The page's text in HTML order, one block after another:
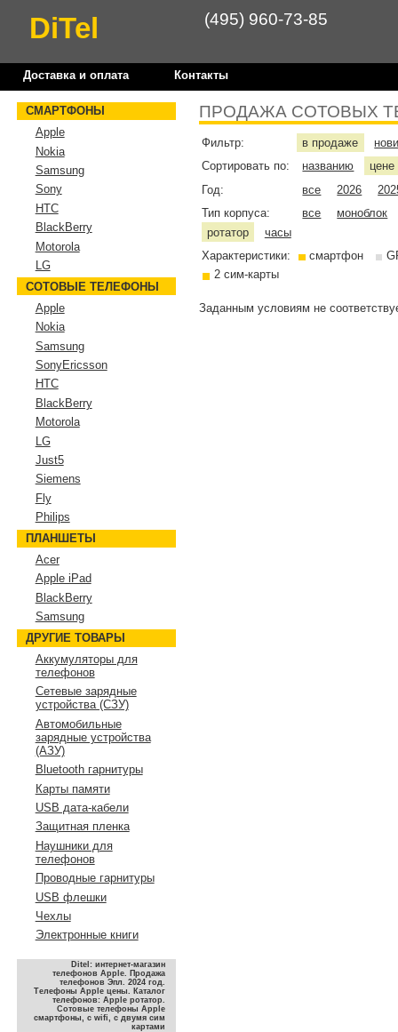
DiTel (495) 960-73-85
Доставка и оплата Контакты
ПРОДАЖА СОТОВЫХ
Фильтр: в продаже
Сортировать по:
названию
цене
Год:
все 2026
Тип корпуса:
все
моноблок
ротатор
часы
Характеристики:
смартфон
2 сим-карты
Заданным условиям не
СМАРТФОНЫ
Apple
Nokia
Samsung
Sony
HTC
BlackBerry
Motorola
LG
СОТОВЫЕ ТЕЛЕФОНЫ
Apple
Nokia
Samsung
SonyEricsson
HTC
BlackBerry
Motorola
LG
Just5
Siemens
Fly
Philips
ПЛАНШЕТЫ
Acer
Apple iPad
BlackBerry
Samsung
ДРУГИЕ ТОВАРЫ
Аккумуляторы для
телефонов
Сетевые зарядные
устройства (СЗУ)
Автомобильные
зарядные устройства
(АЗУ)
Bluetooth гарнитуры
Карты памяти
USB дата-кабели
Защитная пленка
Наушники для
телефонов
Проводные гарнитуры
USB флешки
Чехлы
Электронные книги
Ditel: интернет-магазин
телефонов Apple. Продажа
телефонов Эпл. 2024 год.
Телефоны Apple цены. Каталог
телефонов: Apple ротатор.
Сотовые телефоны Apple
смартфоны, с wifi, с двумя сим
картами